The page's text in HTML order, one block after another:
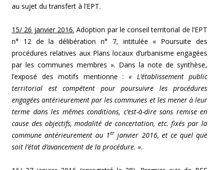
au sujet du transfert à l’EPT.
15/ 26 janvier 2016. Adoption par le conseil territorial de l’EPT
n° 12 de la délibération n° 7, intitulée « Poursuite des
procédures relatives aux Plans locaux d’urbanisme engagées
par les communes membres ». Dans la note de synthèse,
l’exposé des motifs mentionne :« L’établissement public
territorial est compétent pour poursuivre les procédures
engagées antérieurement par les communes et les mener à leur
terme dans les mêmes conditions, c’est-à-dire sans remise en
cause des objectifs, modalité de concertation, etc. fixés par la
commune antérieurement au 1erjanvier 2016, et ce quel que
soit l’état d’avancement de la procédure. ».